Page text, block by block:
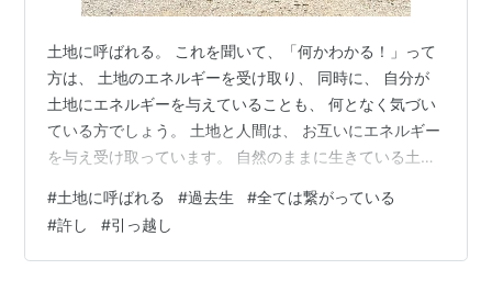
土地に呼ばれる。 これを聞いて、「何かわかる！」って
方は、 土地のエネルギーを受け取り、 同時に、 自分が
土地にエネルギーを与えていることも、 何となく気づい
ている方でしょう。 土地と人間は、 お互いにエネルギー
を与え受け取っています。 自然のままに生きている土地
旅行で訪れた土地、 あなたのエネルギーが必要だったの
でしょう。 同時に、 あなたもその土地のエネルギーが必
要だったのでしょう。 地球はとても広く、 国内でも、
#土地に呼ばれる #過去生 #全ては繋がっている
#許し #引っ越し